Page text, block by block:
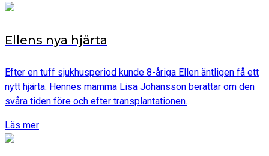
Ellens nya hjärta
Efter en tuff sjukhusperiod kunde 8-åriga Ellen äntligen få ett
nytt hjärta. Hennes mamma Lisa Johansson berättar om den
svåra tiden före och efter transplantationen.
Läs mer